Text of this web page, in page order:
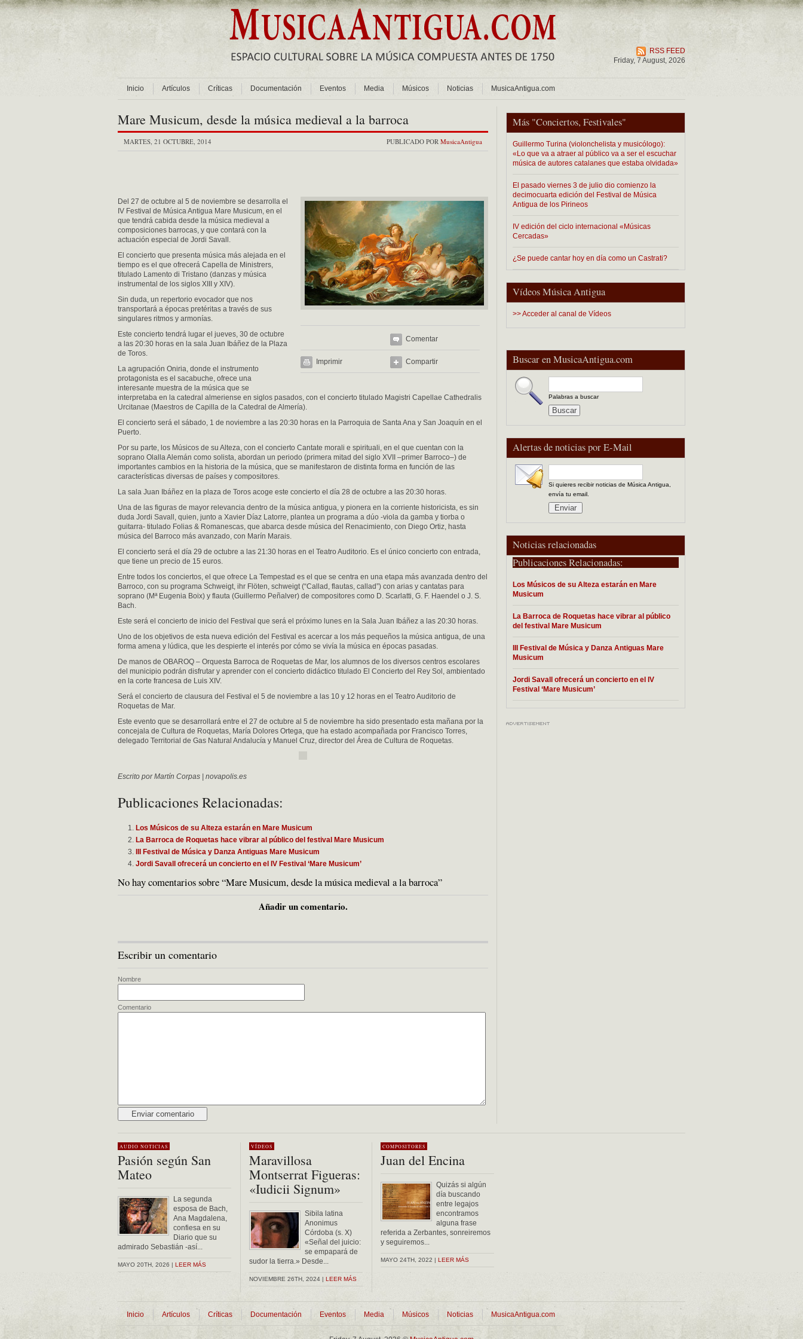
RSS FEED
Friday, 7 August, 2026
Inicio Artículos Críticas Documentación Eventos Media Músicos Noticias MusicaAntigua.com
Más "Conciertos, Festivales"
Guillermo Turina (violonchelista y musicólogo):
«Lo que va a atraer al público va a ser el escuchar
música de autores catalanes que estaba olvidada»
El pasado viernes 3 de julio dio comienzo la
decimocuarta edición del Festival de Música
Antigua de los Pirineos
IV edición del ciclo internacional «Músicas
Cercadas»
¿Se puede cantar hoy en día como un Castrati?
Vídeos Música Antigua
>> Acceder al canal de Vídeos
Buscar en MusicaAntigua.com
Palabras a buscar
Alertas de noticias por E-Mail
Si quieres recibir noticias de Música Antigua,
envía tu email.
Noticias relacionadas
Publicaciones Relacionadas:
Los Músicos de su Alteza estarán en Mare
Musicum
La Barroca de Roquetas hace vibrar al público
del festival Mare Musicum
III Festival de Música y Danza Antiguas Mare
Musicum
Jordi Savall ofrecerá un concierto en el IV
Festival ‘Mare Musicum’
Mare Musicum, desde la música medieval a la barroca
PUBLICADO POR MusicaAntigua
MARTES, 21 OCTUBRE, 2014
Comentar
Imprimir Compartir
Del 27 de octubre al 5 de noviembre se desarrolla el
IV Festival de Música Antigua Mare Musicum, en el
que tendrá cabida desde la música medieval a
composiciones barrocas, y que contará con la
actuación especial de Jordi Savall.
El concierto que presenta música más alejada en el
tiempo es el que ofrecerá Capella de Ministrers,
titulado Lamento di Tristano (danzas y música
instrumental de los siglos XIII y XIV).
Sin duda, un repertorio evocador que nos
transportará a épocas pretéritas a través de sus
singulares ritmos y armonías.
Este concierto tendrá lugar el jueves, 30 de octubre
a las 20:30 horas en la sala Juan Ibáñez de la Plaza
de Toros.
La agrupación Oniria, donde el instrumento
protagonista es el sacabuche, ofrece una
interesante muestra de la música que se
interpretaba en la catedral almeriense en siglos pasados, con el concierto titulado Magistri Capellae Cathedralis
Urcitanae (Maestros de Capilla de la Catedral de Almería).
El concierto será el sábado, 1 de noviembre a las 20:30 horas en la Parroquia de Santa Ana y San Joaquín en el
Puerto.
Por su parte, los Músicos de su Alteza, con el concierto Cantate morali e spirituali, en el que cuentan con la
soprano Olalla Alemán como solista, abordan un periodo (primera mitad del siglo XVII –primer Barroco–) de
importantes cambios en la historia de la música, que se manifestaron de distinta forma en función de las
características diversas de países y compositores.
La sala Juan Ibáñez en la plaza de Toros acoge este concierto el día 28 de octubre a las 20:30 horas.
Una de las figuras de mayor relevancia dentro de la música antigua, y pionera en la corriente historicista, es sin
duda Jordi Savall, quien, junto a Xavier Díaz Latorre, plantea un programa a dúo -viola da gamba y tiorba o
guitarra- titulado Folias & Romanescas, que abarca desde música del Renacimiento, con Diego Ortiz, hasta
música del Barroco más avanzado, con Marín Marais.
El concierto será el día 29 de octubre a las 21:30 horas en el Teatro Auditorio. Es el único concierto con entrada,
que tiene un precio de 15 euros.
Entre todos los conciertos, el que ofrece La Tempestad es el que se centra en una etapa más avanzada dentro del
Barroco, con su programa Schweigt, ihr Flöten, schweigt (“Callad, flautas, callad”) con arias y cantatas para
soprano (Mª Eugenia Boix) y flauta (Guillermo Peñalver) de compositores como D. Scarlatti, G. F. Haendel o J. S.
Bach.
Este será el concierto de inicio del Festival que será el próximo lunes en la Sala Juan Ibáñez a las 20:30 horas.
Uno de los objetivos de esta nueva edición del Festival es acercar a los más pequeños la música antigua, de una
forma amena y lúdica, que les despierte el interés por cómo se vivía la música en épocas pasadas.
De manos de OBAROQ – Orquesta Barroca de Roquetas de Mar, los alumnos de los diversos centros escolares
del municipio podrán disfrutar y aprender con el concierto didáctico titulado El Concierto del Rey Sol, ambientado
en la corte francesa de Luis XIV.
Será el concierto de clausura del Festival el 5 de noviembre a las 10 y 12 horas en el Teatro Auditorio de
Roquetas de Mar.
Este evento que se desarrollará entre el 27 de octubre al 5 de noviembre ha sido presentado esta mañana por la
concejala de Cultura de Roquetas, María Dolores Ortega, que ha estado acompañada por Francisco Torres,
delegado Territorial de Gas Natural Andalucía y Manuel Cruz, director del Área de Cultura de Roquetas.
Escrito por Martín Corpas | novapolis.es
Publicaciones Relacionadas:
Los Músicos de su Alteza estarán en Mare Musicum
La Barroca de Roquetas hace vibrar al público del festival Mare Musicum
III Festival de Música y Danza Antiguas Mare Musicum
Jordi Savall ofrecerá un concierto en el IV Festival ‘Mare Musicum’
No hay comentarios sobre “Mare Musicum, desde la música medieval a la barroca”
Añadir un comentario.
Escribir un comentario
Nombre
Comentario
AUDIO NOTICIAS
Pasión según San
Mateo
La segunda
esposa de Bach,
Ana Magdalena,
confiesa en su
Diario que su
admirado Sebastián -así...
MAYO 20TH, 2026 | LEER MÁS
VÍDEOS
Maravillosa
Montserrat Figueras:
«Iudicii Signum»
Sibila latina
Anonimus
Córdoba (s. X)
«Señal del juicio:
se empapará de
sudor la tierra.» Desde...
NOVIEMBRE 26TH, 2024 | LEER MÁS
COMPOSITORES
Juan del Encina
Quizás si algún
día buscando
entre legajos
encontramos
alguna frase
referida a Zerbantes, sonreiremos
y seguiremos...
MAYO 24TH, 2022 | LEER MÁS
Inicio Artículos Críticas Documentación Eventos Media Músicos Noticias MusicaAntigua.com